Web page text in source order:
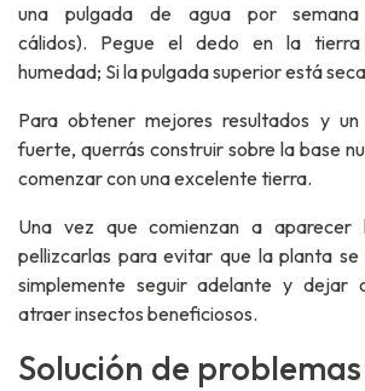
una pulgada de agua por
cálidos). Pegue el dedo en la
humedad; Si la pulgada superior está
Para obtener mejores resultados y
fuerte, querrás construir sobre la base
comenzar con una excelente tierra.
Una vez que comienzan a aparecer
pellizcarlas para evitar que la planta
simplemente seguir adelante y dejar
atraer insectos beneficiosos.
Solución de problemas